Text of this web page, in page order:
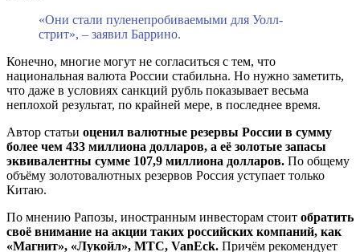
«Они стали пуленепробиваемыми для Уолл-
стрит», – заявил Баррино.
Конечно, многие могут не согласиться с тем, что
национальная валюта России стабильна. Но нужно заметить,
что даже в условиях санкций рубль показывает весьма
неплохой результат, по крайней мере, в последнее время.
Автор статьи оценил валютные резервы России в сумму
более чем 433 миллиона долларов, а её золотые запасы
эквивалентны сумме 107,9 миллиона долларов. По общему
объёму золотовалютных резервов Россия уступает только
Китаю.
По мнению Рапозы, иностранным инвесторам стоит обратить
своё внимание на акции таких российских компаний, как
«Магнит», «Лукойл», МТС, VanEck. Причём рекомендует